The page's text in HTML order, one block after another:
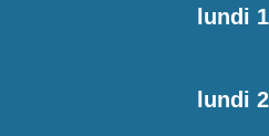
lundi
lundi